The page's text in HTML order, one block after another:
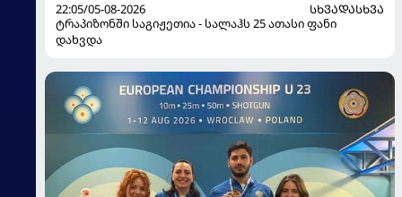
22:05/05-08-2026
ᲡᲮᲕᲐᲓᲐᲡᲮᲕᲐ
ტრაპიზონში საგიჟეთია - სალაჰს 25 ათასი ფანი
დახვდა